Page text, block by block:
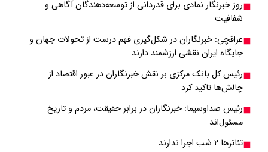
روز خبرنگار نمادی برای قدردانی از توسعه‌دهندگان آگاهی و
شفافیت
عراقچی: خبرنگاران در شکل‌گیری فهم درست از تحولات جهان و
جایگاه ایران نقشی ارزشمند دارند
رئیس کل بانک مرکزی بر نقش خبرنگاران در عبور اقتصاد از
چالش‌ها تاکید کرد
رئیس صداوسیما: خبرنگاران در برابر حقیقت، مردم و تاریخ
مسئول‌اند
تئاترها ۲ شب اجرا ندارند